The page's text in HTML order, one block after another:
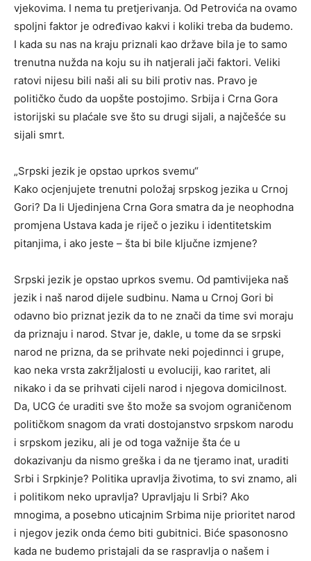
vjekovima. I nema tu pretjerivanja. Od Petrovića na ovamo
spoljni faktor je određivao kakvi i koliki treba da budemo.
I kada su nas na kraju priznali kao države bila je to samo
trenutna nužda na koju su ih natjerali jači faktori. Veliki
ratovi nijesu bili naši ali su bili protiv nas. Pravo je
političko čudo da uopšte postojimo. Srbija i Crna Gora
istorijski su plaćale sve što su drugi sijali, a najčešće su
sijali smrt.
„Srpski jezik je opstao uprkos svemu“
Kako ocjenjujete trenutni položaj srpskog jezika u Crnoj
Gori? Da li Ujedinjena Crna Gora smatra da je neophodna
promjena Ustava kada je riječ o jeziku i identitetskim
pitanjima, i ako jeste – šta bi bile ključne izmjene?
Srpski jezik je opstao uprkos svemu. Od pamtivijeka naš
jezik i naš narod dijele sudbinu. Nama u Crnoj Gori bi
odavno bio priznat jezik da to ne znači da time svi moraju
da priznaju i narod. Stvar je, dakle, u tome da se srpski
narod ne prizna, da se prihvate neki pojedinnci i grupe,
kao neka vrsta zakržljalosti u evoluciji, kao raritet, ali
nikako i da se prihvati cijeli narod i njegova domicilnost.
Da, UCG će uraditi sve što može sa svojom ograničenom
političkom snagom da vrati dostojanstvo srpskom narodu
i srpskom jeziku, ali je od toga važnije šta će u
dokazivanju da nismo greška i da ne tjeramo inat, uraditi
Srbi i Srpkinje? Politika upravlja životima, to svi znamo, ali
i politikom neko upravlja? Upravljaju li Srbi? Ako
mnogima, a posebno uticajnim Srbima nije prioritet narod
i njegov jezik onda ćemo biti gubitnici. Biće spasonosno
kada ne budemo pristajali da se raspravlja o našem i